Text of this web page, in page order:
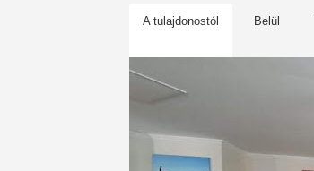
A tulajdonostól Belül